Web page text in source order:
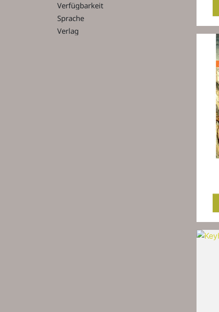
Verfügbarkeit
Sprache
Verlag